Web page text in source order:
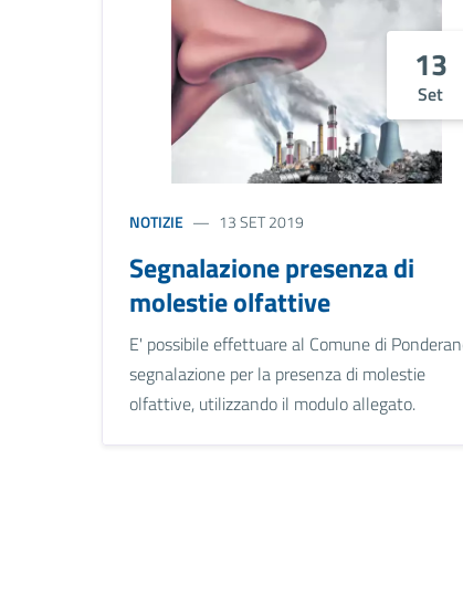
13
Set
NOTIZIE 13 SET 2019
Segnalazione presenza di
molestie olfattive
E' possibile effettuare al Comune di
segnalazione per la presenza di molestie
olfattive, utilizzando il modulo allegato.